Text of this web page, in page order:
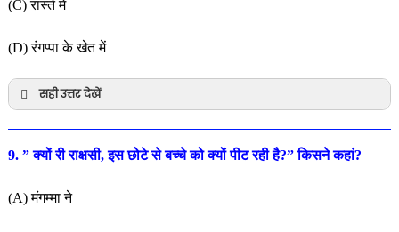
(C) रास्ते में
(D) रंगप्पा के खेत में
सही उत्तर देखें
9. ” क्यों री राक्षसी, इस छोटे से बच्चे को क्यों पीट रही है?” किसने कहां?
(A) मंगम्मा ने